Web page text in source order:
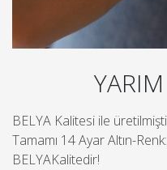
BELYA Kalitesi ile
Tamamı 14 Ayar Altın-
BELYAKalitedir!